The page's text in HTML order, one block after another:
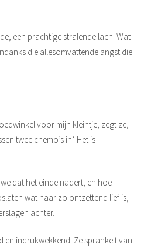
een prachtige stralende lach. Wat
die allesomvattende angst die
voor mijn kleintje, zegt ze,
twee chemo’s in’. Het is
dat het einde nadert, en hoe
wat haar zo ontzettend lief is,
achter.
en indrukwekkend. Ze sprankelt van